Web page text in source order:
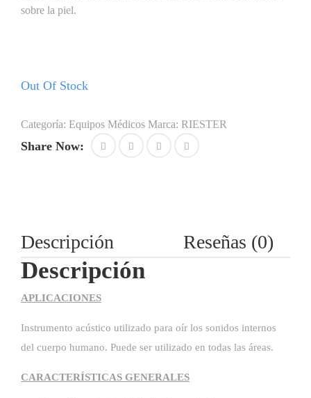
sobre la piel.
Out Of Stock
Categoría: Equipos Médicos Marca: RIESTER
Share Now:
Descripción Reseñas (0)
Descripción
APLICACIONES
Instrumento acústico utilizado para oír los sonidos internos
del cuerpo humano. Puede ser utilizado en todas las áreas.
CARACTERÍSTICAS GENERALES